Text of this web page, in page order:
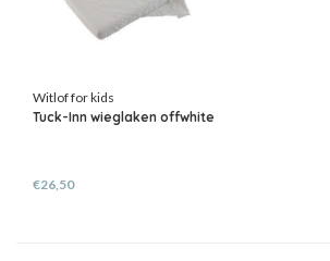
Witlof for kids
Tuck-Inn wieglaken offwhite
€26,50